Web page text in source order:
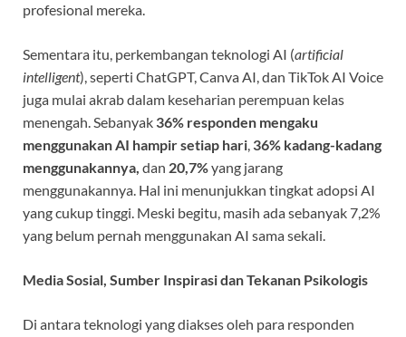
profesional mereka.
Sementara itu, perkembangan teknologi AI (artificial
intelligent), seperti ChatGPT, Canva AI, dan TikTok AI Voice
juga mulai akrab dalam keseharian perempuan kelas
menengah. Sebanyak 36% responden mengaku
menggunakan AI hampir setiap hari, 36% kadang-kadang
menggunakannya, dan 20,7%yang jarang
menggunakannya. Hal ini menunjukkan tingkat adopsi AI
yang cukup tinggi. Meski begitu, masih ada sebanyak 7,2%
yang belum pernah menggunakan AI sama sekali.
Media Sosial, Sumber Inspirasi dan Tekanan Psikologis
Di antara teknologi yang diakses oleh para responden